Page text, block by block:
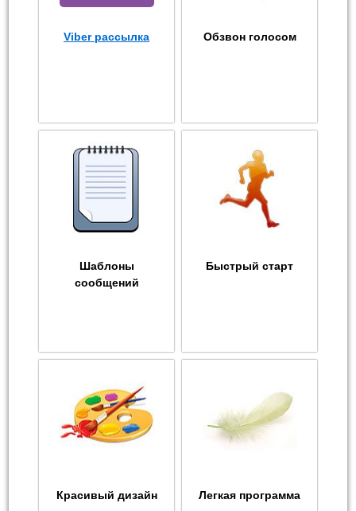
Viber рассылка Обзвон голосом
Шаблоны
сообщений
Быстрый старт
Красивый дизайн Легкая программа